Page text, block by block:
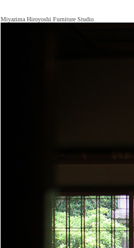
Miyazima Hiroyoshi Furniture Studio